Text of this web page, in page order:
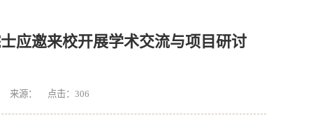
应邀来校开展学术交流与项目研讨
来源： 点击：306